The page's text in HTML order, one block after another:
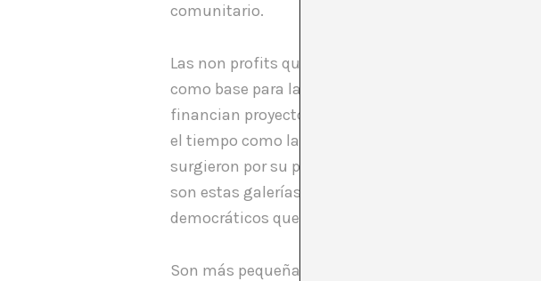
comunitario.
Las non profits que surgieron en los 60 y 70 han
como base para la subversión cultural y social.
financian proyectos y trabajan mediante la
el tiempo como las nuevas organizaciones son
surgieron por su propia iniciativa. Yerba Buena y
son estas galerías y grupos los que cumplen su
democráticos que las instituciones.
Son más pequeñas y más libres por lo que son